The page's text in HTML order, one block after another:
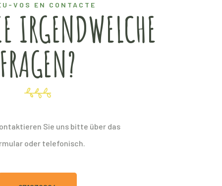
VOS EN CONTACTE
IRGENDWELCHE
Sie uns bitte über das
oder telefonisch.